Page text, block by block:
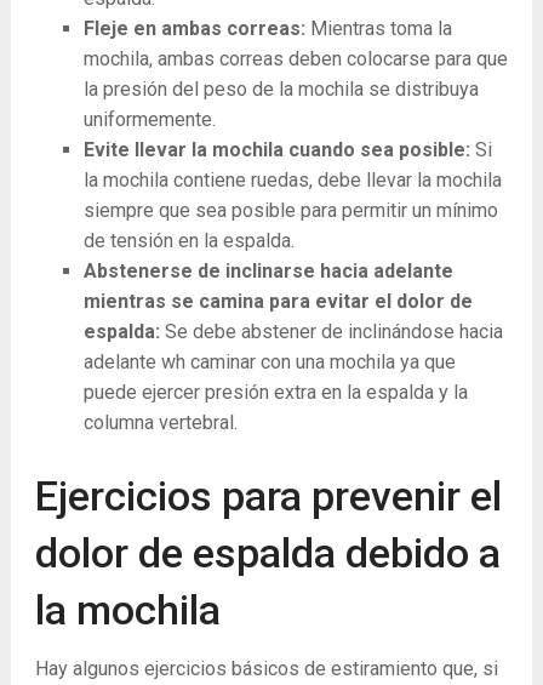
Fleje en ambas correas: Mientras toma la
mochila, ambas correas deben colocarse para que
la presión del peso de la mochila se distribuya
uniformemente.
Evite llevar la mochila cuando sea posible: Si
la mochila contiene ruedas, debe llevar la mochila
siempre que sea posible para permitir un mínimo
de tensión en la espalda.
Abstenerse de inclinarse hacia adelante
mientras se camina para evitar el dolor de
espalda: Se debe abstener de inclinándose hacia
adelante wh caminar con una mochila ya que
puede ejercer presión extra en la espalda y la
columna vertebral.
Ejercicios para prevenir el
dolor de espalda debido a
la mochila
Hay algunos ejercicios básicos de estiramiento que, si